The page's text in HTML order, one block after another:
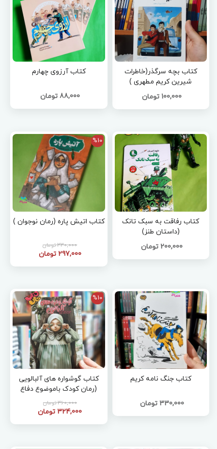
کتاب بچه سرگذر(خاطرات
شیرین کریم مطهری )
100,000 تومان
کتاب آرزوی چهارم
88,000 تومان
کتاب رفاقت به سبک تانک
(داستان طنز)
200,000 تومان
%10
کتاب اتیش پاره (رمان نوجوان )
330,000 تومان
297,000 تومان
کتاب جنگ نامه کریم
330,000 تومان
%10
کتاب گوشواره های آلبالویی
(رمان کودک باموضوع دفاع
مقدس )360,000 تومان
324,000 تومان